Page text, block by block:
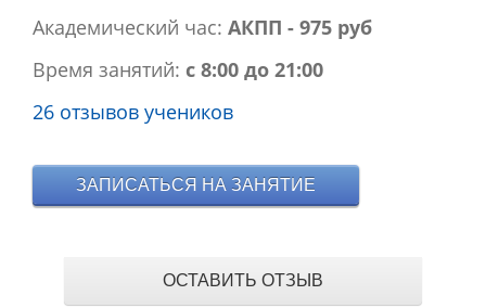
Академический час: АКПП - 975 руб
Время занятий: с 8:00 до 21:00
26 отзывов учеников
ЗАПИСАТЬСЯ НА ЗАНЯТИЕ
ОСТАВИТЬ ОТЗЫВ